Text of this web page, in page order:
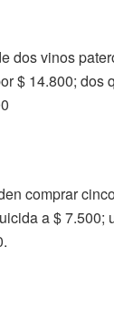
dos vinos
$ 14.800; dos
comprar
a $ 7.500;